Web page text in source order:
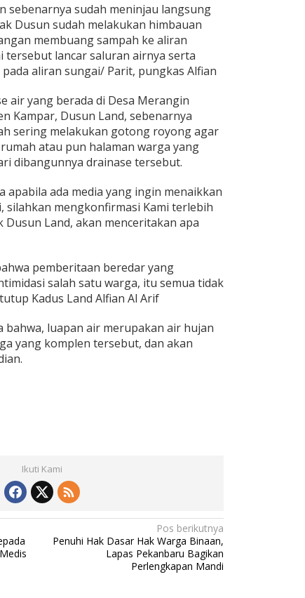
sebenarnya sudah meninjau langsung
Dusun sudah melakukan himbauan
membuang sampah ke aliran
tersebut lancar saluran airnya serta
aliran sungai/ Parit, pungkas Alfian
air yang berada di Desa Merangin
Kampar, Dusun Land, sebenarnya
sering melakukan gotong royong agar
atau pun halaman warga yang
dibangunnya drainase tersebut.
apabila ada media yang ingin menaikkan
silahkan mengkonfirmasi Kami terlebih
Land, akan menceritakan apa
pemberitaan beredar yang
salah satu warga, itu semua tidak
Kadus Land Alfian Al Arif
bahwa, luapan air merupakan air hujan
yang komplen tersebut, dan akan
Ikuti Kami
Pos berikutnya
Penuhi Hak Dasar Hak Warga Binaan,
Lapas Pekanbaru Bagikan
Perlengkapan Mandi